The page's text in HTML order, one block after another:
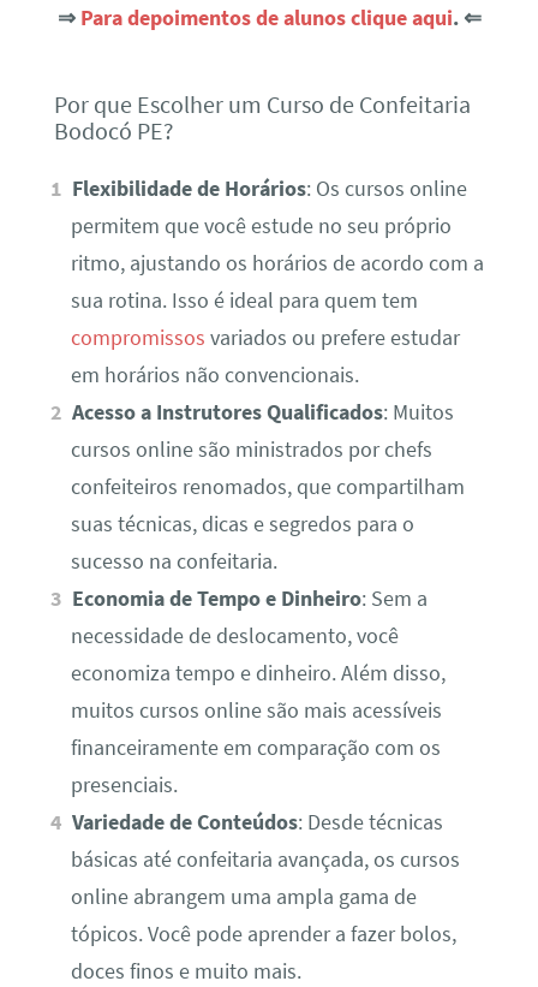
⇒ Para depoimentos de alunos clique aqui. ⇐
Por que Escolher um Curso de Confeitaria
Bodocó PE?
Flexibilidade de Horários: Os cursos online
permitem que você estude no seu próprio
ritmo, ajustando os horários de acordo com a
sua rotina. Isso é ideal para quem tem
compromissos variados ou prefere estudar
em horários não convencionais.
Acesso a Instrutores Qualificados: Muitos
cursos online são ministrados por chefs
confeiteiros renomados, que compartilham
suas técnicas, dicas e segredos para o
sucesso na confeitaria.
Economia de Tempo e Dinheiro: Sem a
necessidade de deslocamento, você
economiza tempo e dinheiro. Além disso,
muitos cursos online são mais acessíveis
financeiramente em comparação com os
presenciais.
Variedade de Conteúdos: Desde técnicas
básicas até confeitaria avançada, os cursos
online abrangem uma ampla gama de
tópicos. Você pode aprender a fazer bolos,
doces finos e muito mais.